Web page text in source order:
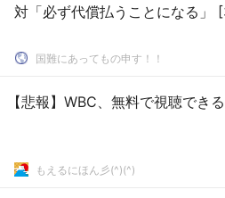
対「必ず代償払うことになる」
国難にあってもの申す！！
【悲報】WBC、無料で視聴でき
もえるにほん彡(^)(^)